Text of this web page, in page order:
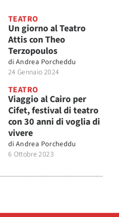
TEATRO
Un giorno al Teatro
Attis con Theo
Terzopoulos
di Andrea Porcheddu
24 Gennaio 2024
TEATRO
Viaggio al Cairo per
Cifet, festival di teatro
con 30 anni di voglia di
vivere
di Andrea Porcheddu
6 Ottobre 2023